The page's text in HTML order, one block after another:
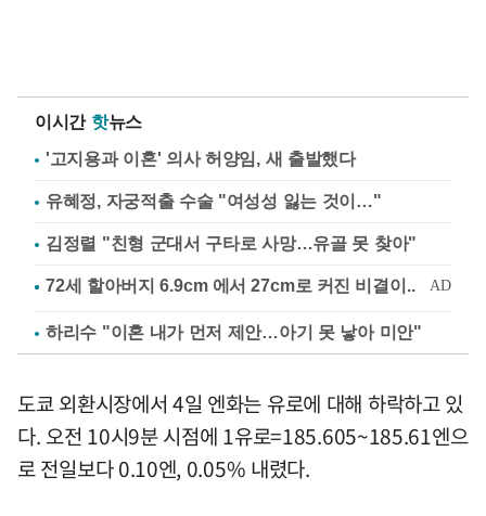
이시간 핫뉴스
'고지용과 이혼' 의사 허양임, 새 출발했다
유혜정, 자궁적출 수술 "여성성 잃는 것이…"
김정렬 "친형 군대서 구타로 사망…유골 못 찾아"
하리수 "이혼 내가 먼저 제안…아기 못 낳아 미안"
도쿄 외환시장에서 4일 엔화는 유로에 대해 하락하고 있
다. 오전 10시9분 시점에 1유로=185.605~185.61엔으
로 전일보다 0.10엔, 0.05% 내렸다.